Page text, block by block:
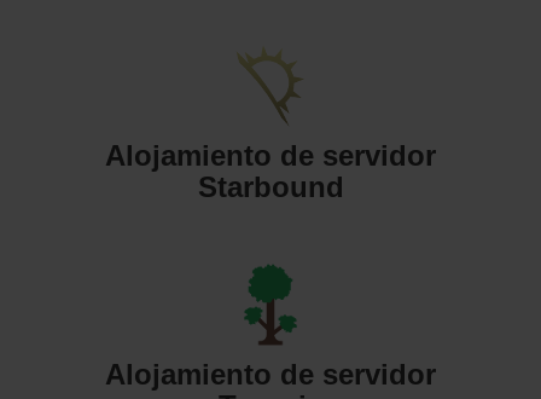
Alojamiento de servidor
Starbound
Alojamiento de servidor